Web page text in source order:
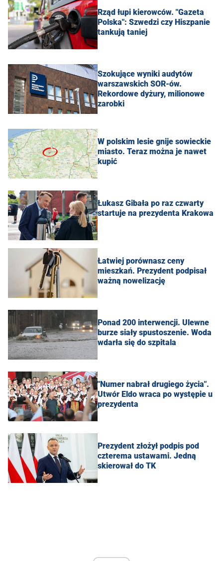
Rząd łupi kierowców. "Gazeta
Polska": Szwedzi czy Hiszpanie
tankują taniej
Szokujące wyniki audytów
warszawskich SOR-ów.
Rekordowe dyżury, milionowe
zarobki
W polskim lesie gnije sowieckie
miasto. Teraz można je nawet
kupić
Łukasz Gibała po raz czwarty
startuje na prezydenta Krakowa
Łatwiej porównasz ceny
mieszkań. Prezydent podpisał
ważną nowelizację
Ponad 200 interwencji. Ulewne
burze siały spustoszenie. Woda
wdarła się do szpitala
"Numer nabrał drugiego życia".
Utwór Eldo wraca po występie u
prezydenta
Prezydent złożył podpis pod
czterema ustawami. Jedną
skierował do TK